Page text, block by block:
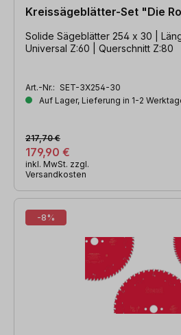
Kreissägeblätter-Set "Die
Solide Sägeblätter 254 x 30 | Längsschnitt Z:24 |
Universal Z:60 | Querschnitt Z:80
Art.-Nr.: SET-3X254-30
Auf Lager, Lieferung in 1-2
179,90 €
217,70 €
inkl. MwSt. zzgl.
Versandkosten
-8%